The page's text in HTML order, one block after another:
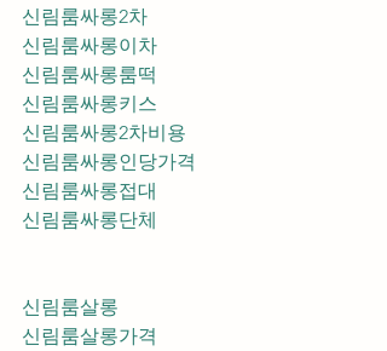
신림룸싸롱2차
신림룸싸롱이차
신림룸싸롱룸떡
신림룸싸롱키스
신림룸싸롱2차비용
신림룸싸롱인당가격
신림룸싸롱접대
신림룸싸롱단체
신림룸살롱
신림룸살롱가격